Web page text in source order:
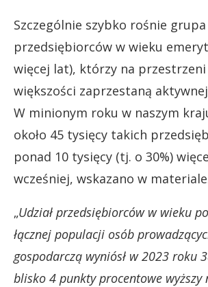
Szczególnie szybko rośnie grupa
przedsiębiorców w wieku
więcej lat), którzy na
większości zaprzestaną
W minionym roku w naszym
około 45 tysięcy takich
ponad 10 tysięcy (tj. o 30%)
wcześniej, wskazano w
„Udział przedsiębiorców w wieku
łącznej populacji osób
gospodarczą wyniósł w 2023 roku
blisko 4 punkty procentowe wyższy